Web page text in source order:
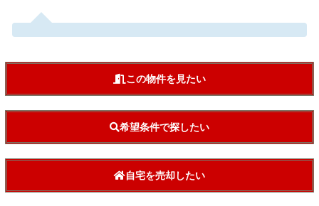
この物件を見たい
希望条件で探したい
自宅を売却したい